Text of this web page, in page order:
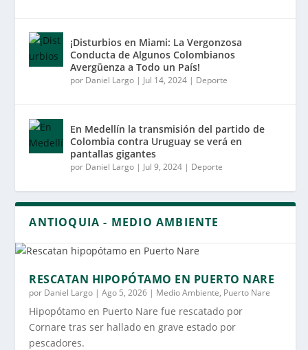
¡Disturbios en Miami: La Vergonzosa
Conducta de Algunos Colombianos
Avergüenza a Todo un País!
por Daniel Largo | Jul 14, 2024 | Deporte
En Medellín la transmisión del partido de
Colombia contra Uruguay se verá en
pantallas gigantes
por Daniel Largo | Jul 9, 2024 | Deporte
ANTIOQUIA - MEDIO AMBIENTE
RESCATAN HIPOPÓTAMO EN PUERTO NARE
por Daniel Largo |Ago 5, 2026 | Medio Ambiente, Puerto Nare
Hipopótamo en Puerto Nare fue rescatado por
Cornare tras ser hallado en grave estado por
pescadores.